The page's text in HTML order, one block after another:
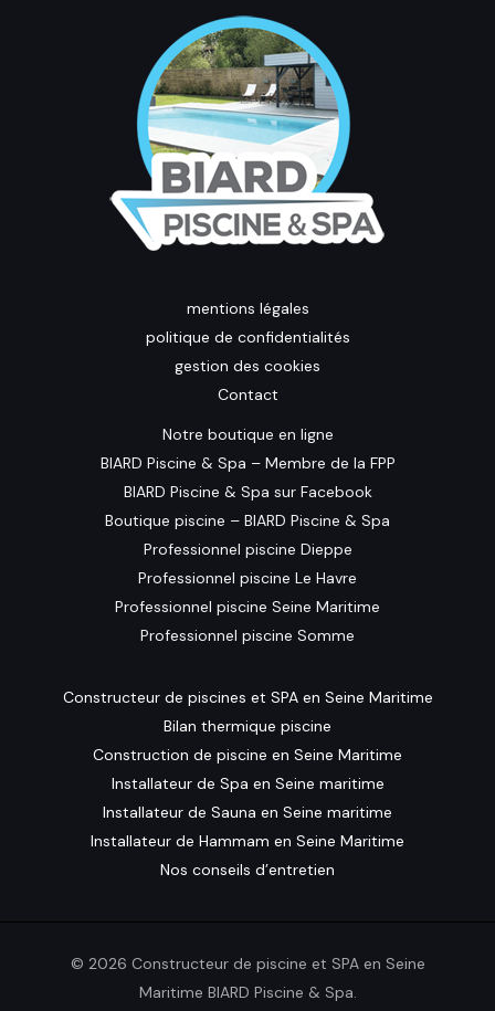
mentions légales
politique de confidentialités
gestion des cookies
Contact
Notre boutique en ligne
BIARD Piscine & Spa – Membre de la FPP
BIARD Piscine & Spa sur Facebook
Boutique piscine – BIARD Piscine & Spa
Professionnel piscine Dieppe
Professionnel piscine Le Havre
Professionnel piscine Seine Maritime
Professionnel piscine Somme
Constructeur de piscines et SPA en Seine Maritime
Bilan thermique piscine
Construction de piscine en Seine Maritime
Installateur de Spa en Seine maritime
Installateur de Sauna en Seine maritime
Installateur de Hammam en Seine Maritime
Nos conseils d’entretien
© 2026 Constructeur de piscine et SPA en Seine
Maritime BIARD Piscine & Spa.